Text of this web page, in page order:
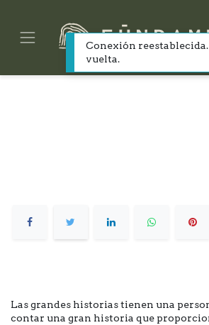
Las grandes historias tienen una
contar una gran historia que
Conexión reestablecida.
vuelta.